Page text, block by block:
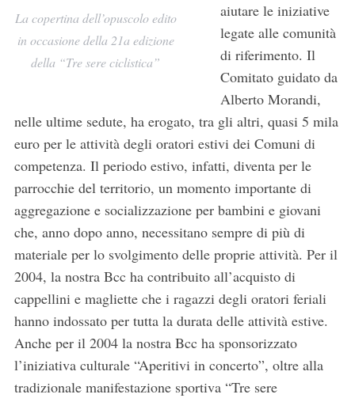
La copertina dell’opuscolo edito
in occasione della 21a edizione
della “Tre sere ciclistica”
aiutare le iniziative
legate alle comunità
di riferimento. Il
Comitato guidato da
Alberto Morandi,
nelle ultime sedute, ha erogato, tra gli altri, quasi 5 mila
euro per le attività degli oratori estivi dei Comuni di
competenza. Il periodo estivo, infatti, diventa per le
parrocchie del territorio, un momento importante di
aggregazione e socializzazione per bambini e giovani
che, anno dopo anno, necessitano sempre di più di
materiale per lo svolgimento delle proprie attività. Per il
2004, la nostra Bcc ha contribuito all’acquisto di
cappellini e magliette che i ragazzi degli oratori feriali
hanno indossato per tutta la durata delle attività estive.
Anche per il 2004 la nostra Bcc ha sponsorizzato
l’iniziativa culturale “Aperitivi in concerto”, oltre alla
tradizionale manifestazione sportiva “Tre sere